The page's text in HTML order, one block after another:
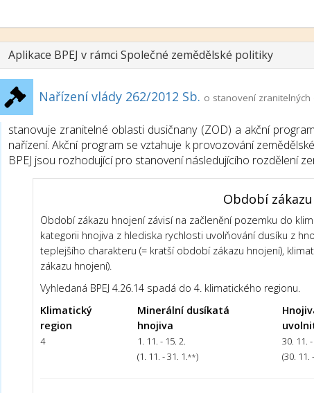
Aplikace BPEJ v rámci Společné zemědělské politiky
Nařízení vlády 262/2012 Sb. o stanovení
stanovuje zranitelné oblasti dusičnany (ZOD) a akční
nařízení. Akční program se vztahuje k provozování
BPEJ jsou rozhodující pro stanovení následujícího rozdělení
Období
Období zákazu hnojení závisí na začlenění pozemku do
kategorii hnojiva z hlediska rychlosti uvolňování dusíku z
teplejšího charakteru (= kratší období zákazu hnojení),
zákazu hnojení).
Vyhledaná BPEJ 4.26.14 spadá do 4. klimatického regionu.
Klimatický
region
4
Minerální dusíkatá
hnojiva
1. 11. - 15. 2.
(1. 11. - 31. 1.**)
30. 11.
(30. 11.